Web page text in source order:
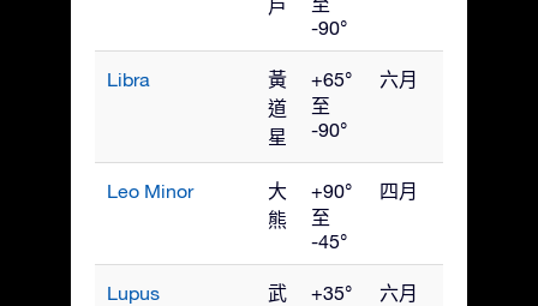
戶
-90°
Libra
黃
道
星
+65°
至
-90°
六月
Leo Minor
大
熊
+90°
至
-45°
四月
Lupus
武
+35°
六月